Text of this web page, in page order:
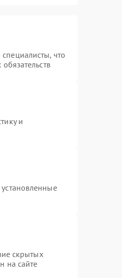
что
и
скрытых
на сайте